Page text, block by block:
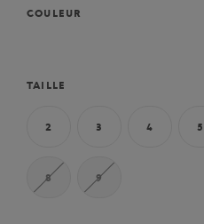
COULEUR
TAILLE
2 3 4 5
8 9